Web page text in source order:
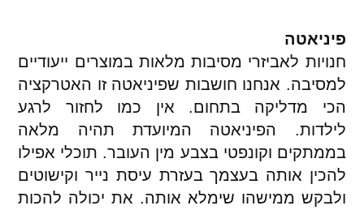
פיניאטה
חנויות לאביזרי מסיבות מלאות במוצרים ייעודיים
למסיבה. אנחנו חושבות שפיניאטה זו האטרקציה
הכי מדליקה בתחום. אין כמו לחזור לרגע
לילדות. הפיניאטה המיועדת תהיה מלאה
בממתקים וקונפטי בצבע מין העובר. תוכלי אפילו
להכין אותה בעצמך בעזרת עיסת נייר וקישוטים
ולבקש ממישהו שימלא אותה. את יכולה להכות